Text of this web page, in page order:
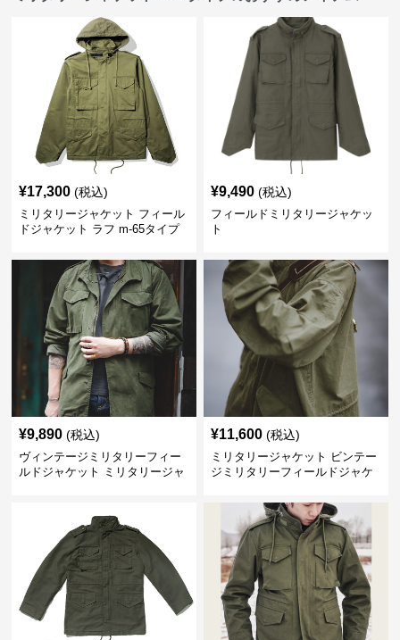
¥17,300 (税込)
ミリタリージャケット フィール
ドジャケット ラフ m-65タイプ
¥9,490 (税込)
フィールドミリタリージャケッ
ト
¥9,890 (税込)
ヴィンテージミリタリーフィー
ルドジャケット ミリタリージャ
¥11,600 (税込)
ミリタリージャケット ビンテー
ジミリタリーフィールドジャケ